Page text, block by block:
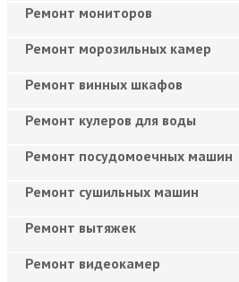
Ремонт мониторов
Ремонт морозильных камер
Ремонт винных шкафов
Ремонт кулеров для воды
Ремонт посудомоечных машин
Ремонт сушильных машин
Ремонт вытяжек
Ремонт видеокамер